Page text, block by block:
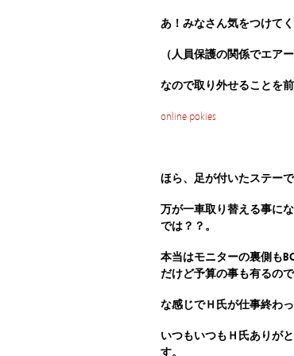
あ！みなさん気をつけて
（人員保護の関係でエア
なので取り外せることを
online pokies
ほら、足が付いたステーで
万が一車取り替える事に
では？？。
本当はモニターの裏側も
だけど予算の事も有るので
な感じでＨ氏が仕事終わ
いつもいつもＨ氏ありが
す。